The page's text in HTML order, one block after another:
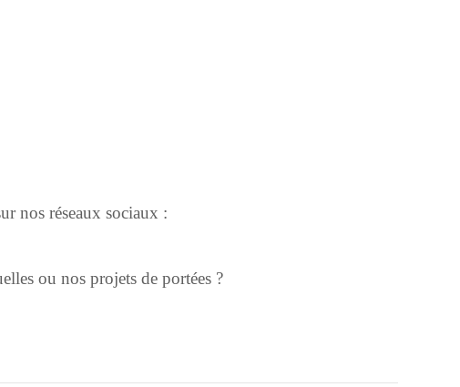
nos réseaux sociaux :
ou nos projets de portées ?